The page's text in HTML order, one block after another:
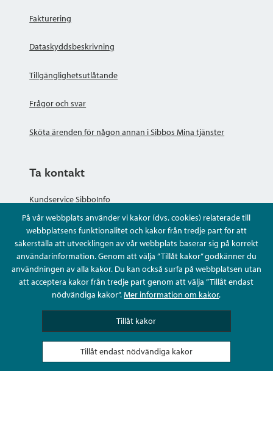
På vår webbplats använder vi kakor (dvs. cookies) relaterade till
webbplatsens funktionalitet och kakor från tredje part för att
säkerställa att utvecklingen av vår webbplats baserar sig på korrekt
användarinformation. Genom att välja ”Tillåt kakor” godkänner du
användningen av alla kakor. Du kan också surfa på webbplatsen utan
att acceptera kakor från tredje part genom att välja ”Tillåt endast
nödvändiga kakor”.Mer information om kakor.
Tillåt kakor
Tillåt endast nödvändiga kakor
Fakturering
Dataskyddsbeskrivning
Tillgänglighetsutlåtande
Frågor och svar
Sköta ärenden för någon annan i Sibbos Mina tjänster
Ta kontakt
Kundservice SibboInfo
Ge anonym respons
Ställ en fråga eller sköta ditt ärende
Kontaktuppgifter